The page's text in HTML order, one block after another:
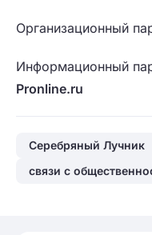
Организационный
Информационный
Pronline.ru
Серебряный Лучник
связи с